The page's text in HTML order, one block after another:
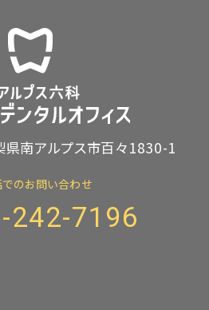
県南アルプス市百々1830-1
のお問い合わせ
242-7196